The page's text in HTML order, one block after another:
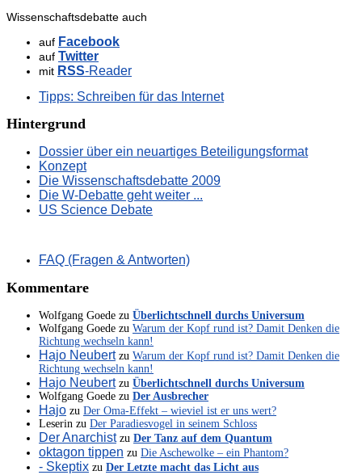
Wissenschaftsdebatte auch
auf Facebook
auf Twitter
mit RSS-Reader
Tipps: Schreiben für das Internet
Hintergrund
Dossier über ein neuartiges Beteiligungsformat
Konzept
Die Wissenschaftsdebatte 2009
Die W-Debatte geht weiter ...
US Science Debate
FAQ (Fragen & Antworten)
Kommentare
Wolfgang Goede zu Überlichtschnell durchs Universum
Wolfgang Goede zu Warum der Kopf rund ist? Damit Denken die
Richtung wechseln kann!
Hajo Neubertzu Warum der Kopf rund ist? Damit Denken die
Richtung wechseln kann!
Hajo Neubertzu Überlichtschnell durchs Universum
Wolfgang Goede zu Der Ausbrecher
Hajo zu Der Oma-Effekt – wieviel ist er uns wert?
Leserin zu Der Paradiesvogel in seinem Schloss
Der Anarchistzu Der Tanz auf dem Quantum
oktagon tippen zu Die Aschewolke – ein Phantom?
- Skeptix zu Der Letzte macht das Licht aus